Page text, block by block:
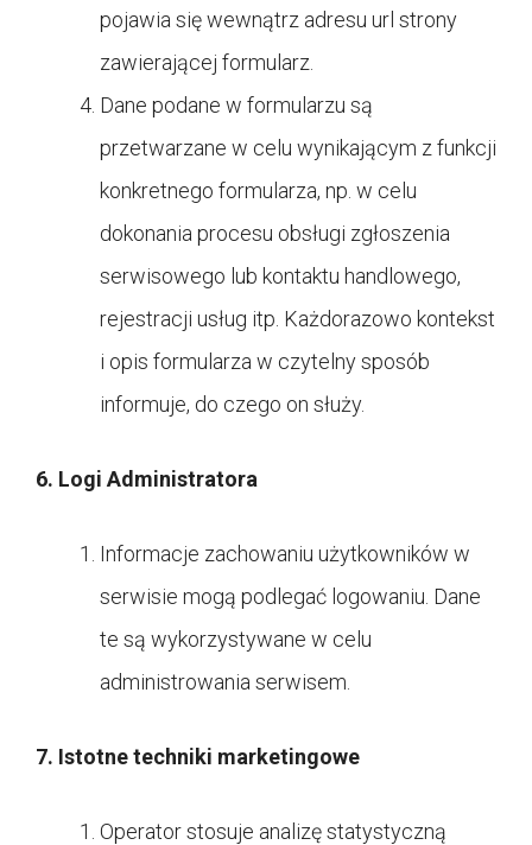
pojawia się wewnątrz adresu url strony
zawierającej formularz.
Dane podane w formularzu są
przetwarzane w celu wynikającym z funkcji
konkretnego formularza, np. w celu
dokonania procesu obsługi zgłoszenia
serwisowego lub kontaktu handlowego,
rejestracji usług itp. Każdorazowo kontekst
i opis formularza w czytelny sposób
informuje, do czego on służy.
6. Logi Administratora
Informacje zachowaniu użytkowników w
serwisie mogą podlegać logowaniu. Dane
te są wykorzystywane w celu
administrowania serwisem.
7. Istotne techniki marketingowe
Operator stosuje analizę statystyczną